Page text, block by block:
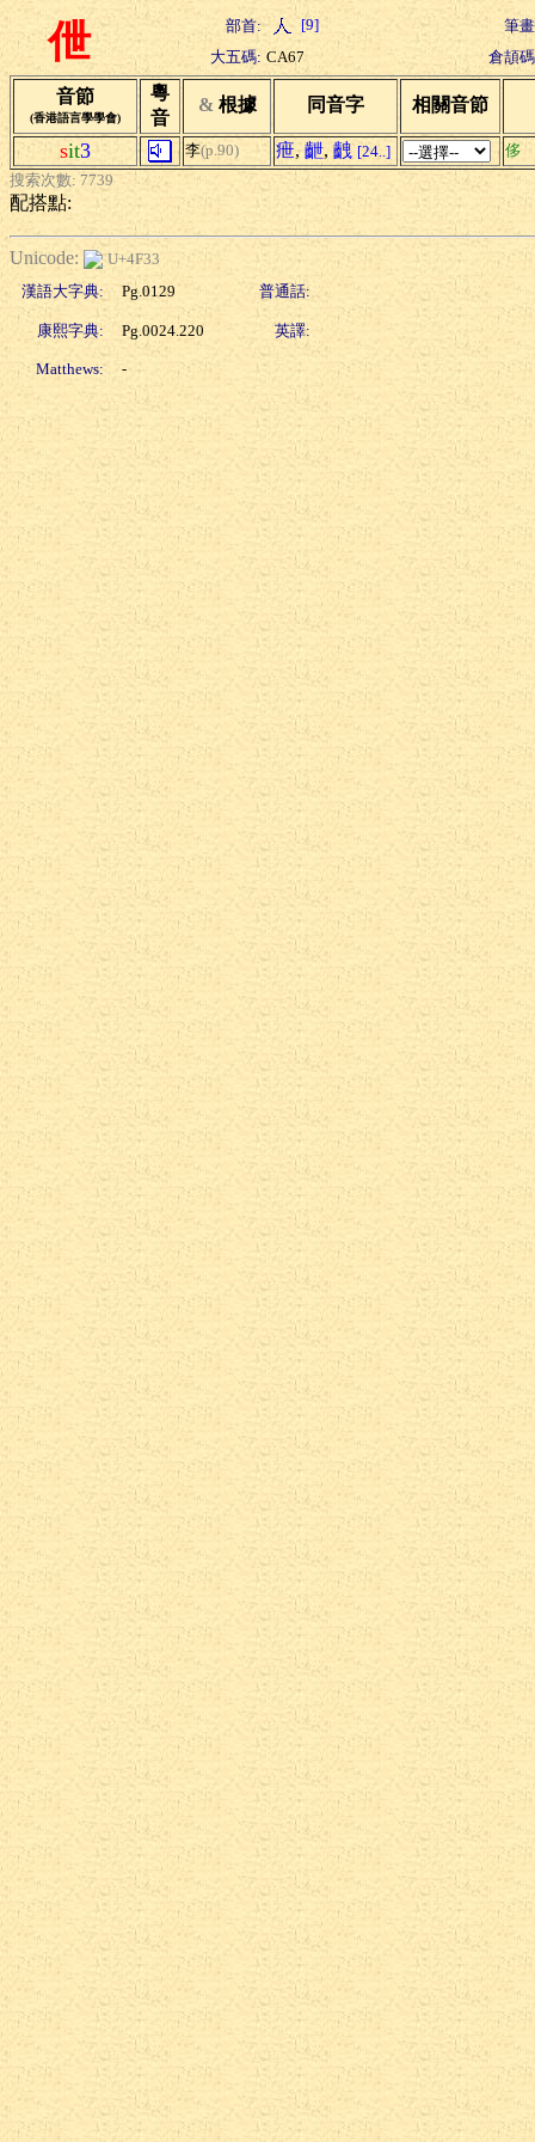
伳 部首: [9]
筆
大五碼: CA67 倉頡
音節
(香港語言學學會)
粵
音
& 根據 同音字 相關音節
sit3 李(p.90) 疶, 齛, 齥 [24..]
侈
搜索次數: 7739
配搭點:
Unicode:
U+4F33
漢語大字典:
Pg.0129 普通話:
康熙字典: Pg.0024.220 英譯:
Matthews: -